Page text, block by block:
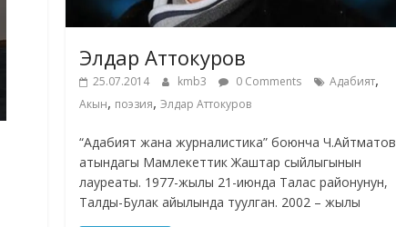
Элдар Аттокуров
25.07.2014 kmb3 0 Comments Адабият,
Акын, поэзия,Элдар Аттокуров
“Адабият жана журналистика” боюнча Ч.Айтматов
атындагы Мамлекеттик Жаштар сыйлыгынын
лауреаты. 1977-жылы 21-июнда Талас районунун,
Талды-Булак айылында туулган. 2002 – жылы